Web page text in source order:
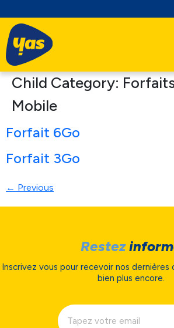
Child Category:
Mobile
Forfait 6Go
Forfait 3Go
← Previous
Restez
Inscrivez vous pour recevoir nos
bien plus encore.